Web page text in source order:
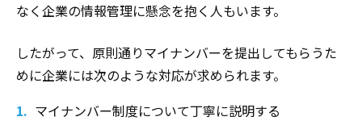
なく企業の情報管理に懸念を抱く 人もいます。
したがって、原則通りマイナンバーを提出してもらうた
めに企業には次のような対応が求められます。
マイナンバー制度について丁寧に説明する